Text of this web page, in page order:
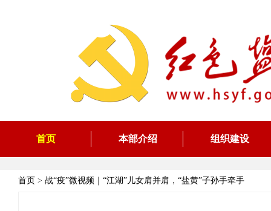
首页 本部介绍 组织建设
首页 > 战“疫”微视频｜“江湖”儿女肩并肩，“盐黄”子孙手牵手